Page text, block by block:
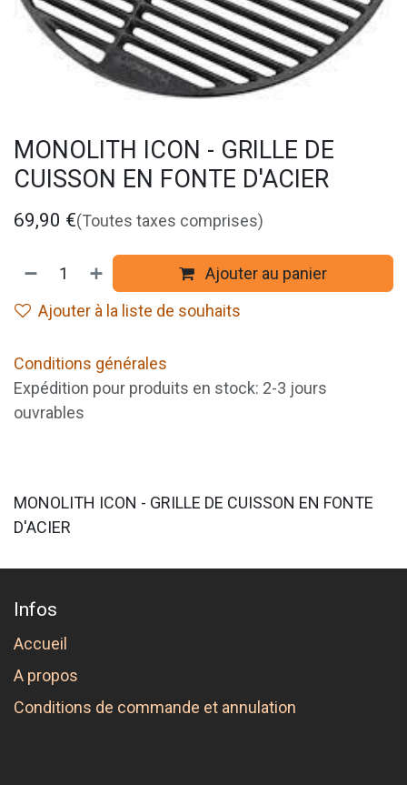
MONOLITH ICON - GRILLE DE
CUISSON EN FONTE D'ACIER
69,90 €(Toutes taxes comprises)
Ajouter au panier
Ajouter à la liste de souhaits
Conditions générales
Expédition pour produits en stock: 2-3 jours
ouvrables
MONOLITH ICON - GRILLE DE CUISSON EN FONTE
D'ACIER
Infos
Accueil
A propos
Conditions de commande et annulation